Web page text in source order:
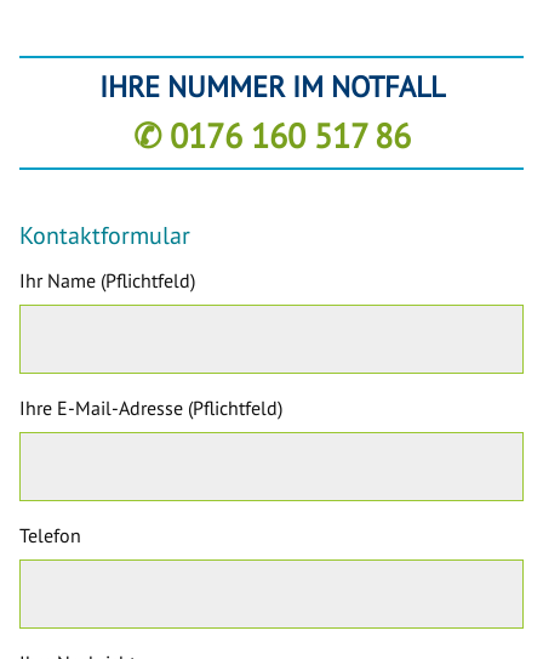
IHRE NUMMER IM NOTFALL
✆ 0176 160 517 86
Kontaktformular
Ihr Name (Pflichtfeld)
Ihre E-Mail-Adresse (Pflichtfeld)
Telefon